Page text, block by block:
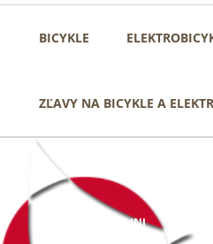
BICYKLE
ZĽAVY NA BICYKLE A
NALINI